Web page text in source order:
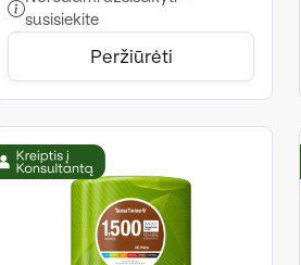
susisiekite
Peržiūrėti